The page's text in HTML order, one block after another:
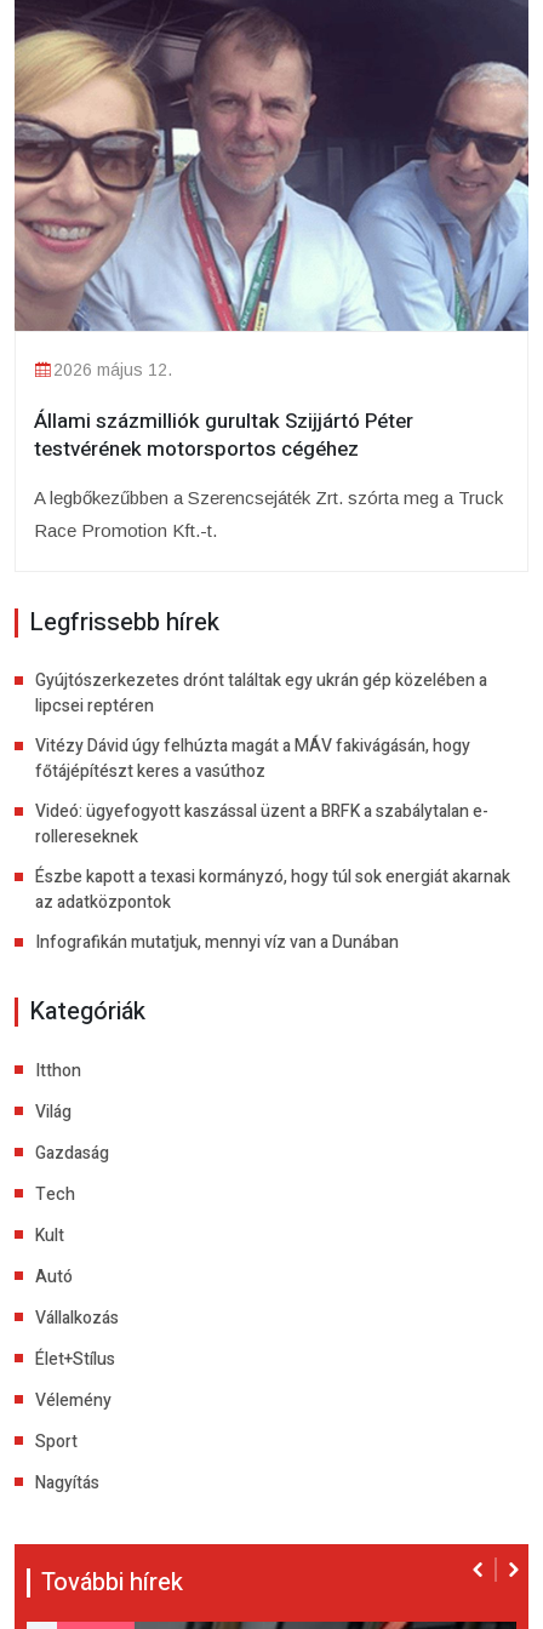
2026 május 12.
Állami százmilliók gurultak Szijjártó Péter
testvérének motorsportos cégéhez
A legbőkezűbben a Szerencsejáték Zrt. szórta meg a Truck
Race Promotion Kft.-t.
Legfrissebb hírek
Gyújtószerkezetes drónt találtak egy ukrán gép közelében a
lipcsei reptéren
Vitézy Dávid úgy felhúzta magát a MÁV fakivágásán, hogy
főtájépítészt keres a vasúthoz
Videó: ügyefogyott kaszással üzent a BRFK a szabálytalan e-
rollereseknek
Észbe kapott a texasi kormányzó, hogy túl sok energiát akarnak
az adatközpontok
Infografikán mutatjuk, mennyi víz van a Dunában
Kategóriák
Itthon
Világ
Gazdaság
Tech
Kult
Autó
Vállalkozás
Élet+Stílus
Vélemény
Sport
Nagyítás
További hírek